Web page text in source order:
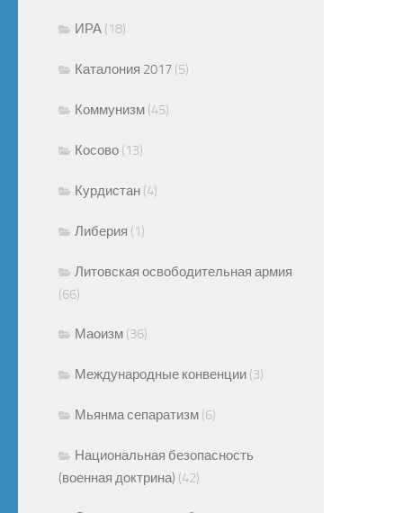
ИРА (18)
Каталония 2017 (5)
Коммунизм (45)
Косово (13)
Курдистан (4)
Либерия (1)
Литовская освободительная армия
(66)
Маоизм (36)
Международные конвенции (3)
Мьянма сепаратизм (6)
Национальная безопасность
(военная доктрина) (42)